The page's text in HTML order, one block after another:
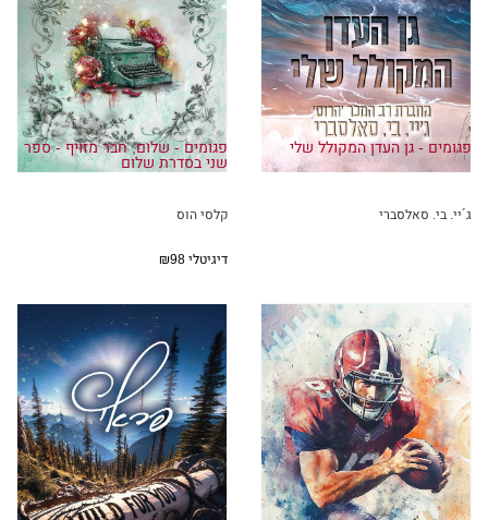
אני לבד ובדרך ללימודים.
וזה הולך להיות אש.
פגומים - גן העדן המקולל שלי
ג´יי. בי. סאלסברי
פגומים - שלום, חבר מזויף - ספר
שני בסדרת שלום
קלסי הוס
דיגיטלי₪98